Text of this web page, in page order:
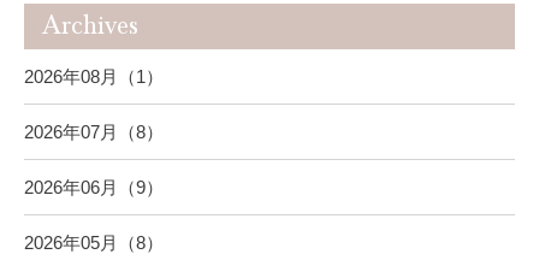
Archives
2026年08月（1）
2026年07月（8）
2026年06月（9）
2026年05月（8）